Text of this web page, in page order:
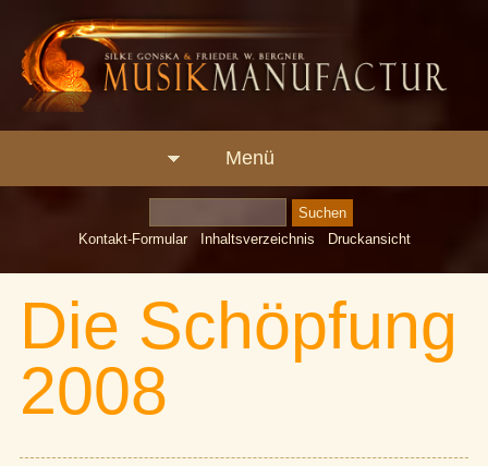
Menü
Kontakt-Formular Inhaltsverzeichnis Druckansicht
Die Schöpfung
2008